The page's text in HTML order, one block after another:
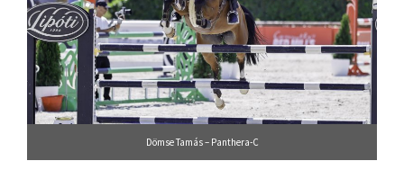
Dömse Tamás – Panthera-C